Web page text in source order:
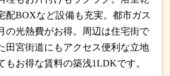
配BOXなど設備も充実。都市ガス
の光熱費がお得。周辺は住宅街で
田宮街道にもアクセス便利な立地
もお得な賃料の築浅1LDKです。